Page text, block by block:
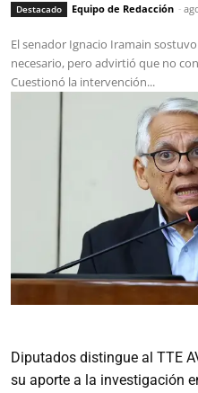
Destacado Equipo de Redacción -
El senador Ignacio Iramain
necesario, pero advirtió que no
Cuestionó la intervención...
Diputados distingue al TTE
su aporte a la investigación